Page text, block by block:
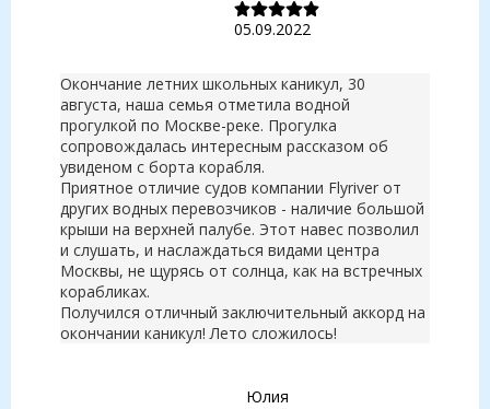
05.09.2022
Окончание летних школьных каникул, 30
августа, наша семья отметила водной
прогулкой по Москве-реке. Прогулка
сопровождалась интересным рассказом об
увиденом с борта корабля.
Приятное отличие судов компании Flyriver от
других водных перевозчиков - наличие большой
крыши на верхней палубе. Этот навес позволил
и слушать, и наслаждаться видами центра
Москвы, не щурясь от солнца, как на встречных
корабликах.
Получился отличный заключительный аккорд на
окончании каникул! Лето сложилось!
Юлия